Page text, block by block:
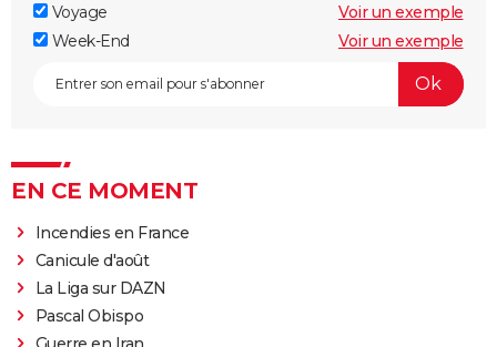
Voyage
Voir un exemple
Week-End
Voir un exemple
EN CE MOMENT
Incendies en France
Canicule d'août
La Liga sur DAZN
Pascal Obispo